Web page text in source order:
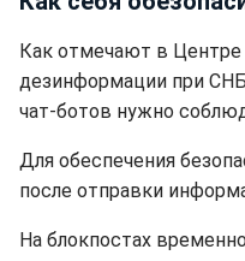
Как отмечают в Центре
дезинформации при
чат-ботов нужно
Для обеспечения
после отправки
На блокпостах